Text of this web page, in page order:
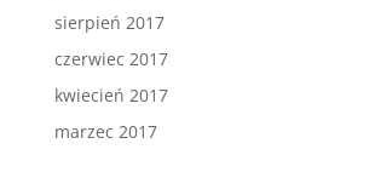
sierpień 2017
czerwiec 2017
kwiecień 2017
marzec 2017